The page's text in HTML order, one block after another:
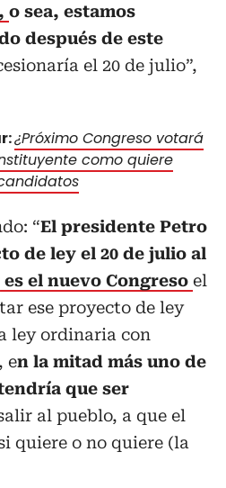
o sea, estamos
después de este
el 20 de julio”,
¿Próximo Congreso votará
como quiere
“El presidente Petro
de ley el 20 de julio al
es el nuevo Congreso el
ese proyecto de ley
ley ordinaria con
en la mitad más uno de
que ser
al pueblo, a que el
quiere o no quiere (la